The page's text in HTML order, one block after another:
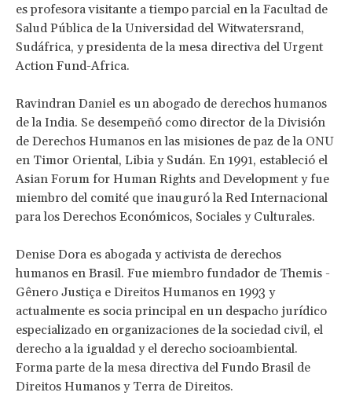
es profesora visitante a tiempo parcial en la Facultad de
Salud Pública de la Universidad del Witwatersrand,
Sudáfrica, y presidenta de la mesa directiva del Urgent
Action Fund-Africa.
Ravindran Daniel es un abogado de derechos humanos
de la India. Se desempeñó como director de la División
de Derechos Humanos en las misiones de paz de la ONU
en Timor Oriental, Libia y Sudán. En 1991, estableció el
Asian Forum for Human Rights and Development y fue
miembro del comité que inauguró la Red Internacional
para los Derechos Económicos, Sociales y Culturales.
Denise Dora es abogada y activista de derechos
humanos en Brasil. Fue miembro fundador de Themis -
Gênero Justiça e Direitos Humanos en 1993 y
actualmente es socia principal en un despacho jurídico
especializado en organizaciones de la sociedad civil, el
derecho a la igualdad y el derecho socioambiental.
Forma parte de la mesa directiva del Fundo Brasil de
Direitos Humanos y Terra de Direitos.